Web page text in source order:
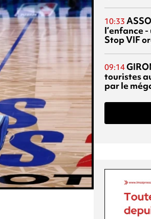
10:33
l’enfance
Stop VIF
09:14
touristes
par le